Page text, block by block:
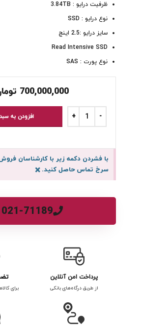
ظرفیت درایو : 3.84TB
نوع درایو : SSD
سایز درایو :2.5 اینچ
Read Intensive SSD
نوع پورت : SAS
700,000,000
افزودن به
با فشردن دکمه زیر با کارشناسان
سرخ تماس حاصل کنید.×
021-71189
پرداخت امن آنلاین
از طریق درگاه‌های بانکی برای